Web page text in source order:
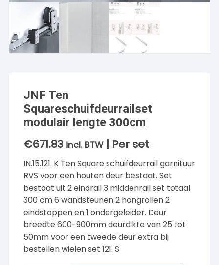
JNF Ten
Squareschuifdeurrailset
modulair lengte 300cm
€671.83 incl. BTW | Per set
IN.15.121. K Ten Square schuifdeurrail garnituur
RVS voor een houten deur bestaat. Set
bestaat uit 2 eindrail 3 middenrail set totaal
300 cm 6 wandsteunen 2 hangrollen 2
eindstoppen en 1 ondergeleider. Deur
breedte 600-900mm deurdikte van 25 tot
50mm voor een tweede deur extra bij
bestellen wielen set 121. S